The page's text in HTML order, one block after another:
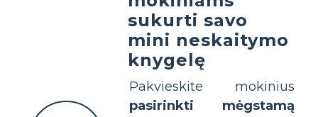
sukurti savo
mini neskaitymo
knygelę
Pakvieskite mokinius
pasirinkti mėgstamą